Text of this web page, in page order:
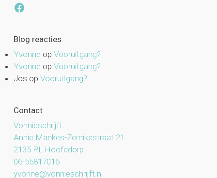
Facebook
Blog reacties
Yvonne op Vooruitgang?
Yvonne op Vooruitgang?
Jos op Vooruitgang?
Contact
Vonnieschrijft
Annie Mankes-Zernikestraat 21
2135 PL Hoofddorp
06-55817016
yvonne@vonnieschrijft.nl